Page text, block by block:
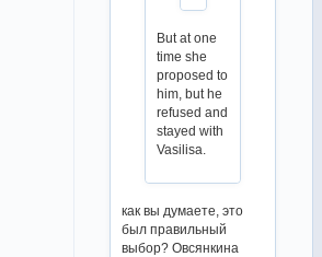
But at one
time she
proposed to
him, but he
refused and
stayed with
Vasilisa.
как вы думаете, это
был правильный
выбор? Овсянкина